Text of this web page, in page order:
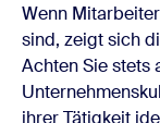
Wenn
sind, zeigt sich
Achten Sie stets
ihrer Tätigkeit